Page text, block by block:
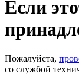
Если
Пожалуйста,
со службой